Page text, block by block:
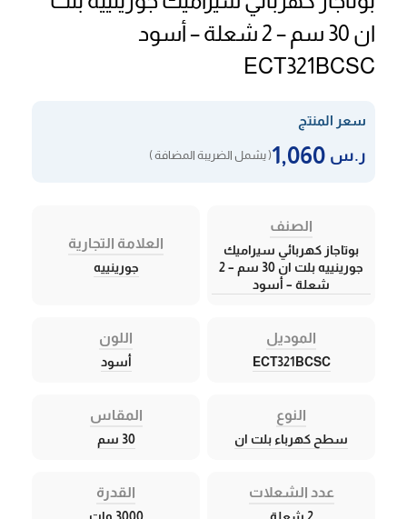
ان 30 سم – 2 شعلة – أسود
ECT321BCSC
سعر المنتج
ر.س ( يشمل الضريبة المضافة )
الصنف
بوتاجاز كهربائي سيراميك
جورينييه بلت ان 30 سم – 2
شعلة – أسود
العلامة التجارية
جورينييه
الموديل
ECT321BCSC
اللون
أسود
النوع
سطح كهرباء بلت ان
المقاس
30 سم
عدد الشعلات القدرة